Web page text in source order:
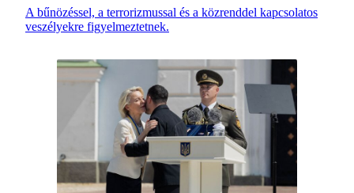
A bűnözéssel, a terrorizmussal és a közrenddel kapcsolatos
veszélyekre figyelmeztetnek.